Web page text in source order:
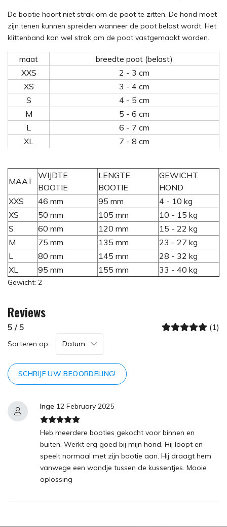
De bootie hoort niet strak om de poot te zitten. De hond moet
zijn tenen kunnen spreiden wanneer de poot belast wordt. Het
klittenband kan wel strak om de poot vastgemaakt worden.
maat
breedte poot (belast)
XXS
2 - 3 cm
XS
3 - 4 cm
S
4 - 5 cm
M
5 - 6 cm
L
6 - 7 cm
XL
7 - 8 cm
MAAT
WIJDTE
BOOTIE
LENGTE
BOOTIE
GEWICHT
HOND
XXS
46 mm 95 mm
4 - 10 kg
XS
50 mm 105 mm
10 - 15 kg
S
60 mm 120 mm
15 - 22 kg
M
75 mm 135 mm
23 - 27 kg
L
80 mm 145 mm
28 - 32 kg
XL
95 mm 155 mm 33 - 40 kg
Gewicht: 2
Reviews
5 / 5 (1)
Sorteren op:
SCHRIJF UW BEOORDELING!
Inge 12 February 2025
Heb meerdere booties gekocht voor binnen en
buiten. Werkt erg goed bij mijn hond. Hij loopt en
speelt normaal met zijn bootie aan. Hij draagt hem
vanwege een wondje tussen de kussentjes. Mooie
oplossing